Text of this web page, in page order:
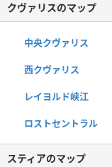
クヴァリスのマップ
中央クヴァリス
西クヴァリス
レイヨルド峡江
ロストセントラル
スティアのマップ